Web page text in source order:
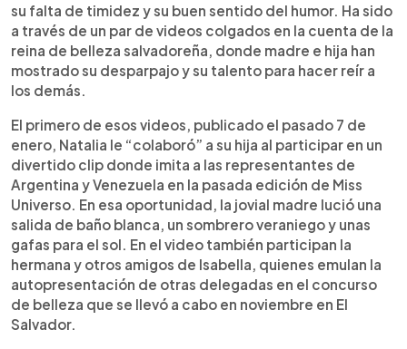
su falta de timidez y su buen sentido del humor. Ha sido
a través de un par de videos colgados en la cuenta de la
reina de belleza salvadoreña, donde madre e hija han
mostrado su desparpajo y su talento para hacer reír a
los demás.
El primero de esos videos, publicado el pasado 7 de
enero, Natalia le “colaboró” a su hija al participar en un
divertido clip donde imita a las representantes de
Argentina y Venezuela en la pasada edición de Miss
Universo. En esa oportunidad, la jovial madre lució una
salida de baño blanca, un sombrero veraniego y unas
gafas para el sol. En el video también participan la
hermana y otros amigos de Isabella, quienes emulan la
autopresentación de otras delegadas en el concurso
de belleza que se llevó a cabo en noviembre en El
Salvador.